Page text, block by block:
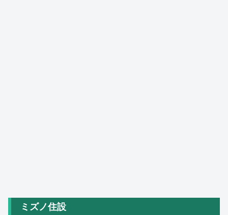
ミズノ住設